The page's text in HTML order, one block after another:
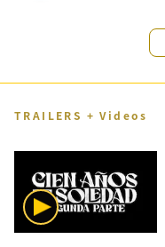
TRAILERS + Videos